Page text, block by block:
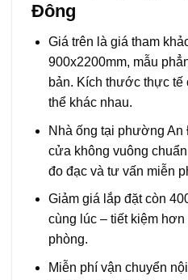
Đông
Giá trên là giá tham
900x2200mm, mẫu
bản. Kích thước thực tế
thể khác nhau.
Nhà ống tại phường
cửa không vuông
đo đạc và tư vấn miễn
Giảm giá lắp đặt còn
cùng lúc – tiết kiệm
phòng.
Miễn phí vận chuyển